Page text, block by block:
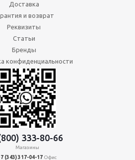
Доставка
и возврат
Реквизиты
Статьи
Бренды
конфиденциальности
333-80-66
Магазины
(343) 317-04-17 Офис